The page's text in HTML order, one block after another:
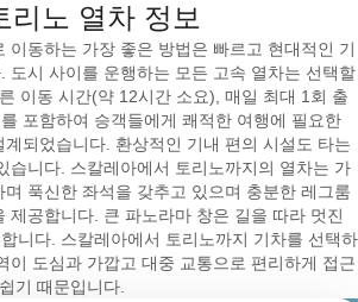
노 열차 정보
이동하는 가장 좋은 방법은 빠르고 현대적인 기
도시 사이를 운행하는 모든 고속 열차는 선택할
이동 시간(약 12시간 소요), 매일 최대 1회 출
포함하여 승객들에게 쾌적한 여행에 필요한
계되었습니다. 환상적인 기내 편의 시설도 타는
습니다. 스칼레아에서 토리노까지의 열차는 가
푹신한 좌석을 갖추고 있으며 충분한 레그룸
제공합니다. 큰 파노라마 창은 길을 따라 멋진
니다. 스칼레아에서 토리노까지 기차를 선택하
이 도심과 가깝고 대중 교통으로 편리하게 접근
기 때문입니다.